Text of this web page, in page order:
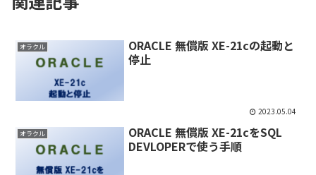
オラクル
ORACLE 無償版 XE-21cの起動と
停止
2023.05.04
オラクル
ORACLE 無償版 XE-21cをSQL
DEVLOPERで使う手順